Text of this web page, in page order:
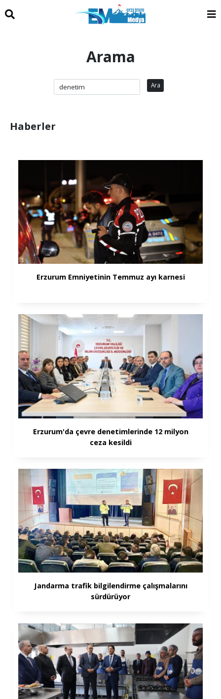
Arama
Ara
Haberler
Erzurum Emniyetinin Temmuz ayı karnesi
Erzurum'da çevre denetimlerinde 12 milyon
ceza kesildi
Jandarma trafik bilgilendirme çalışmalarını
sürdürüyor